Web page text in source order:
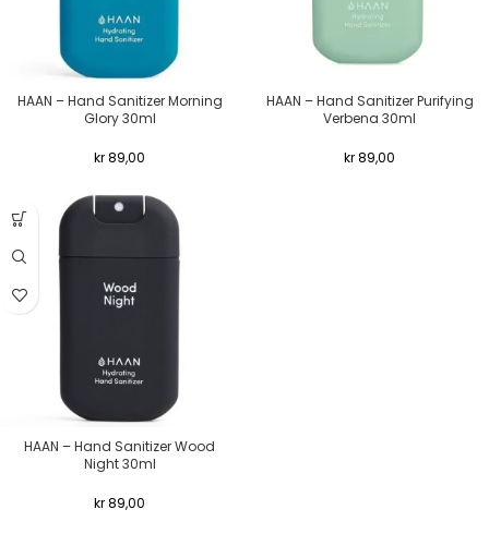
HAAN – Hand Sanitizer Morning
Glory 30ml
kr89,00
HAAN – Hand Sanitizer Purifying
Verbena 30ml
kr89,00
HAAN – Hand Sanitizer Wood
Night 30ml
kr89,00